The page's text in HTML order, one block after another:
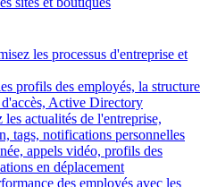
les processus d'entreprise et
profils des employés, la structure
Active Directory
les actualités de l'entreprise,
tags, notifications personnelles
appels vidéo, profils des
en déplacement
des employés avec les